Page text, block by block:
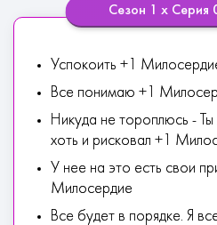
Сезон 1 х Серия
Успокоить +1
Все понимаю +1
Никуда не тороплюсь - Ты
хоть и рисковал +1
У нее на это есть свои
Милосердие
Все будет в порядке. Я